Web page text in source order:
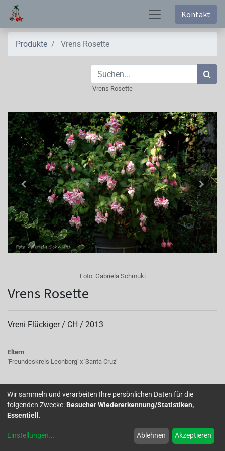
Kontakt
Produkte Vrens Rosette
Vrens Rosette
Foto: Gabriela Schmuki
Vrens Rosette
Vreni Flückiger / CH / 2013
Eltern
'Freundeskreis Leonberg' x 'Santa Cruz'
hervorragenden Wirkung im Topf!
Autor(en):Hergard Kamp
Home Mitglied werden Forum
Wir sammeln und verarbeiten Ihre persönlichen Daten für die
folgenden Zwecke: Besucher Wiedererkennung/Statistiken,
Essentiell .
Einstellungen... Ablehnen Akzeptieren